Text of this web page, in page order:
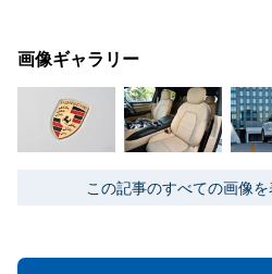
画像ギャラリー
この記事のすべての画像を